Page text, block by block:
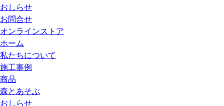
おしらせ
お問合せ
オンラインストア
ホーム
私たちについて
施工事例
商品
森とあそぶ
おしらせ